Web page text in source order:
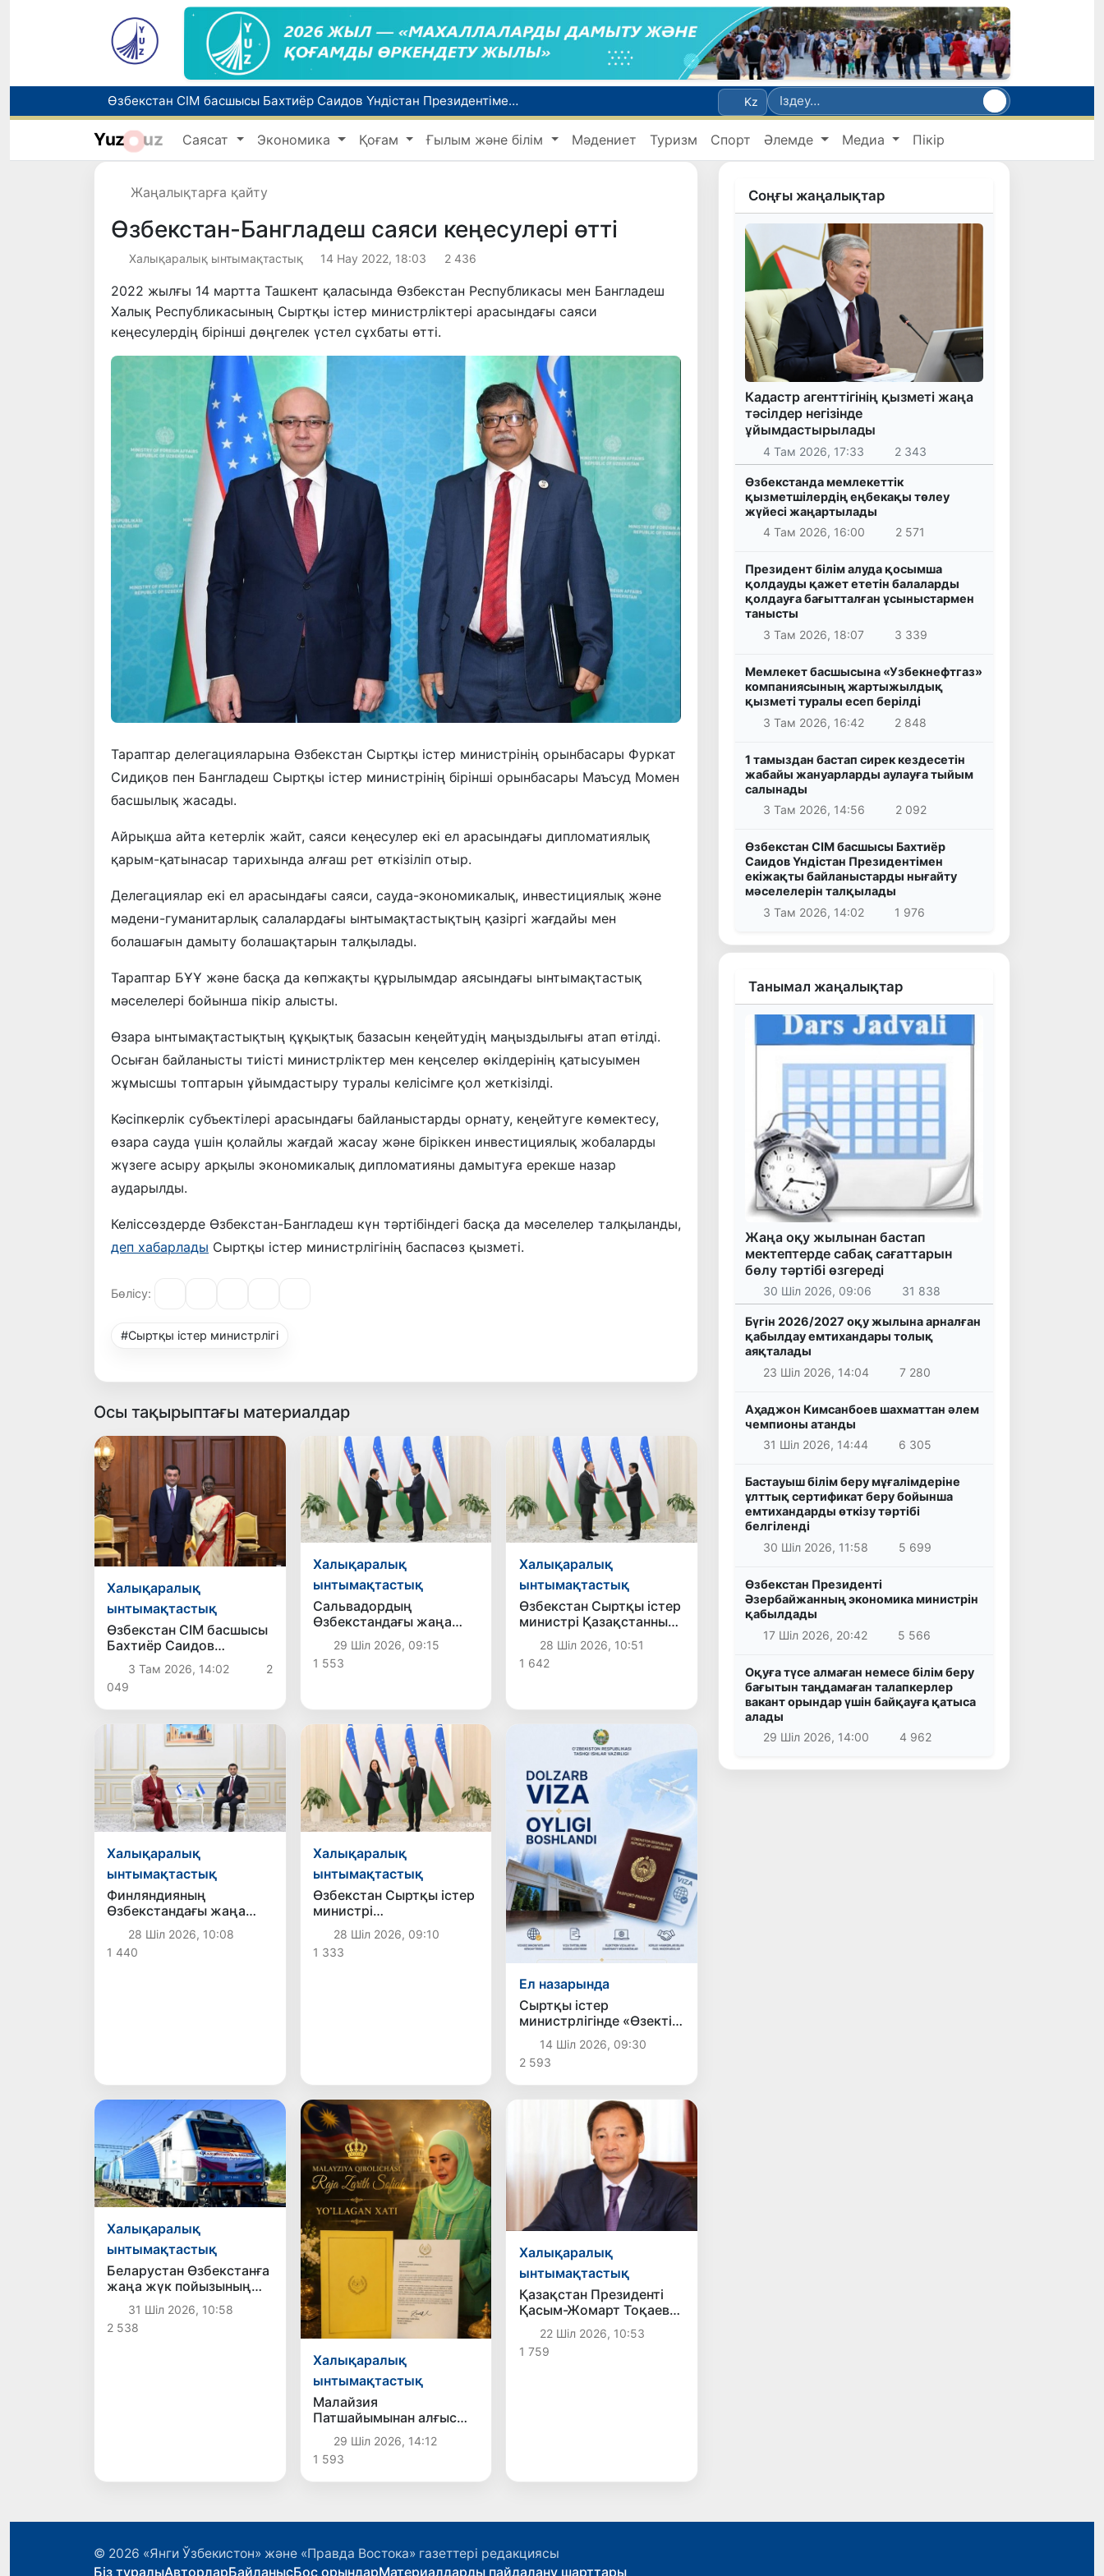
Өзбекстан СІМ басшысы Бахтиёр Саидов Үндістан Президентімен екіжақты байланыстарды нығайту мәселелерін талқылады
Грекияда өрт сөндіру тікұшақтарының соқтығысуынан екі адам қаза тапты
Әлемдік биржаларда мұнай бағасы төмендеді
Kz
Yuz uz Саясат Экономика Қоғам Ғылым және білім Мәдениет Туризм Спорт Әлемде Медиа Пікір
Жаңалықтарға қайту
Өзбекстан-Бангладеш саяси кеңесулері өтті
Халықаралық ынтымақтастық 14 Нау 2022, 18:03 2 436
2022 жылғы 14 мартта Ташкент қаласында Өзбекстан Республикасы мен Бангладеш
Халық Республикасының Сыртқы істер министрліктері арасындағы саяси
кеңесулердің бірінші дөңгелек үстел сұхбаты өтті.
Тараптар делегацияларына Өзбекстан Сыртқы істер министрінің орынбасары Фуркат
Сидиқов пен Бангладеш Сыртқы істер министрінің бірінші орынбасары Маъсуд Момен
басшылық жасады.
Айрықша айта кетерлік жайт, саяси кеңесулер екі ел арасындағы дипломатиялық
қарым-қатынасар тарихында алғаш рет өткізіліп отыр.
Делегациялар екі ел арасындағы саяси, сауда-экономикалық, инвестициялық және
мәдени-гуманитарлық салалардағы ынтымақтастықтың қазіргі жағдайы мен
болашағын дамыту болашақтарын талқылады.
Тараптар БҰҰ және басқа да көпжақты құрылымдар аясындағы ынтымақтастық
мәселелері бойынша пікір алысты.
Өзара ынтымақтастықтың құқықтық базасын кеңейтудің маңыздылығы атап өтілді.
Осыған байланысты тиісті министрліктер мен кеңселер өкілдерінің қатысуымен
жұмысшы топтарын ұйымдастыру туралы келісімге қол жеткізілді.
Кәсіпкерлік субъектілері арасындағы байланыстарды орнату, кеңейтуге көмектесу,
өзара сауда үшін қолайлы жағдай жасау және біріккен инвестициялық жобаларды
жүзеге асыру арқылы экономикалық дипломатияны дамытуға ерекше назар
аударылды.
Келіссөздерде Өзбекстан-Бангладеш күн тәртібіндегі басқа да мәселелер талқыланды,
деп хабарлады Сыртқы істер министрлігінің баспасөз қызметі.
Бөлісу:
#Сыртқы істер министрлігі
Осы тақырыптағы материалдар
Халықаралық
ынтымақтастық
Өзбекстан СІМ басшысы
Бахтиёр Саидов
Үндістан Президентімен
екіжақты
байланыстарды нығайту
мәселелерін талқылады
3 Там 2026, 14:02
2
049
Халықаралық
ынтымақтастық
Сальвадордың
Өзбекстандағы жаңа
елшісі аккредитациядан
өтті29 Шіл 2026, 09:15
1 553
Халықаралық
ынтымақтастық
Өзбекстан Сыртқы істер
министрі Қазақстанның
жаңа елшісінен сенім
грамоталарының
көшірмелерін
28 Шіл 2026, 10:51
1 642
Халықаралық
ынтымақтастық
Финляндияның
Өзбекстандағы жаңа
елшісі аккредитациядан
өтті28 Шіл 2026, 10:08
1 440
Халықаралық
ынтымақтастық
Өзбекстан Сыртқы істер
министрі
Португалияның жаңа
елшісінің сенім
грамоталарын
28 Шіл 2026, 09:10
1 333
Ел назарында
Сыртқы істер
министрлігінде «Өзекті
виза» айлығы басталды
14 Шіл 2026, 09:30
2 593
Халықаралық
ынтымақтастық
Беларустан Өзбекстанға
жаңа жүк пойызының
қатынауы жолға
қойылды
31 Шіл 2026, 10:58
2 538
Халықаралық
ынтымақтастық
Малайзия
Патшайымынан алғыс
29 Шіл 2026, 14:12
1 593
Халықаралық
ынтымақтастық
Қазақстан Президенті
Қасым-Жомарт Тоқаев
Өзбекстанға жаңа елші
тағайындады
22 Шіл 2026, 10:53
1 759
Соңғы жаңалықтар
Кадастр агенттігінің қызметі жаңа
тәсілдер негізінде
ұйымдастырылады
4 Там 2026, 17:33 2 343
Өзбекстанда мемлекеттік
қызметшілердің еңбекақы төлеу
жүйесі жаңартылады
4 Там 2026, 16:00
2 571
Президент білім алуда қосымша
қолдауды қажет ететін балаларды
қолдауға бағытталған ұсыныстармен
танысты
3 Там 2026, 18:07
3 339
Мемлекет басшысына «Узбекнефтгаз»
компаниясының жартыжылдық
қызметі туралы есеп берілді
3 Там 2026, 16:42
2 848
1 тамыздан бастап сирек кездесетін
жабайы жануарларды аулауға тыйым
салынады
3 Там 2026, 14:56
2 092
Өзбекстан СІМ басшысы Бахтиёр
Саидов Үндістан Президентімен
екіжақты байланыстарды нығайту
мәселелерін талқылады
3 Там 2026, 14:02
1 976
Танымал жаңалықтар
Жаңа оқу жылынан бастап
мектептерде сабақ сағаттарын
бөлу тәртібі өзгереді
30 Шіл 2026, 09:06 31 838
Бүгін 2026/2027 оқу жылына арналған
қабылдау емтихандары толық
аяқталады
23 Шіл 2026, 14:04
7 280
Аҳаджон Кимсанбоев шахматтан әлем
чемпионы атанды
31 Шіл 2026, 14:44
6 305
Бастауыш білім беру мұғалімдеріне
ұлттық сертификат беру бойынша
емтихандарды өткізу тәртібі
белгіленді
30 Шіл 2026, 11:58
5 699
Өзбекстан Президенті
Әзербайжанның экономика министрін
қабылдады
17 Шіл 2026, 20:42
5 566
Оқуға түсе алмаған немесе білім беру
бағытын таңдамаған талапкерлер
вакант орындар үшін байқауға қатыса
алады
29 Шіл 2026, 14:00
4 962
© 2026 «Янги Ўзбекистон» және «Правда Востока» газеттері редакциясы
Біз туралыАвторларБайланысБос орындарМатериалдарды пайдалану шарттары